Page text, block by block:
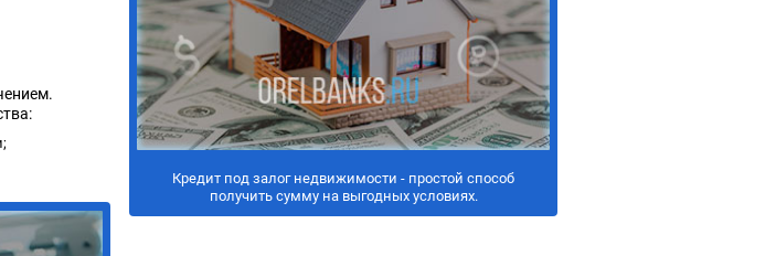
Кредит под залог недвижимости - простой способ
получить сумму на выгодных условиях.